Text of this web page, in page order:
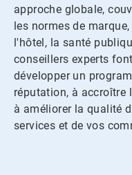
approche globale,
les normes de
l'hôtel, la santé
conseillers experts
développer un
réputation, à
à améliorer la qualité
services et de vos